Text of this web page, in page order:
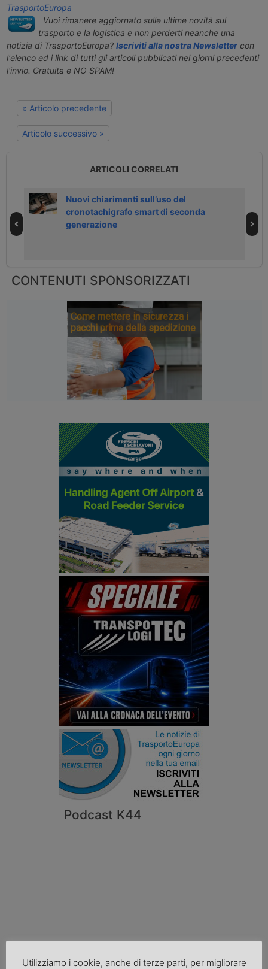
Podcast K44
Cronaca
TrasportoEuropa
Vuoi rimanere aggiornato sulle ultime novità sul
trasporto e la logistica e non perderti neanche una
notizia di TrasportoEuropa? Iscriviti alla nostra Newslettercon
l'elenco ed i link di tutti gli articoli pubblicati nei giorni precedenti
l'invio. Gratuita e NO SPAM!
« Articolo precedente
Articolo successivo »
ARTICOLI CORRELATI
Nuovi chiarimenti sull’uso del
cronotachigrafo smart di seconda
generazione
CONTENUTI SPONSORIZZATI
Come mettere in sicurezza i
pacchi prima della spedizione
Utilizziamo i cookie, anche di terze parti, per migliorare